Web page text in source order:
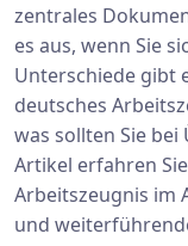
zentrales
es aus, wenn Sie
Unterschiede gibt
deutsches
was sollten Sie
Artikel erfahren
Arbeitszeugnis im
und